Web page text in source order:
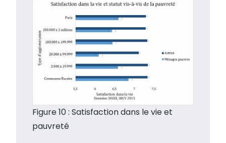
Figure 10 : Satisfaction dans le vie et
pauvreté